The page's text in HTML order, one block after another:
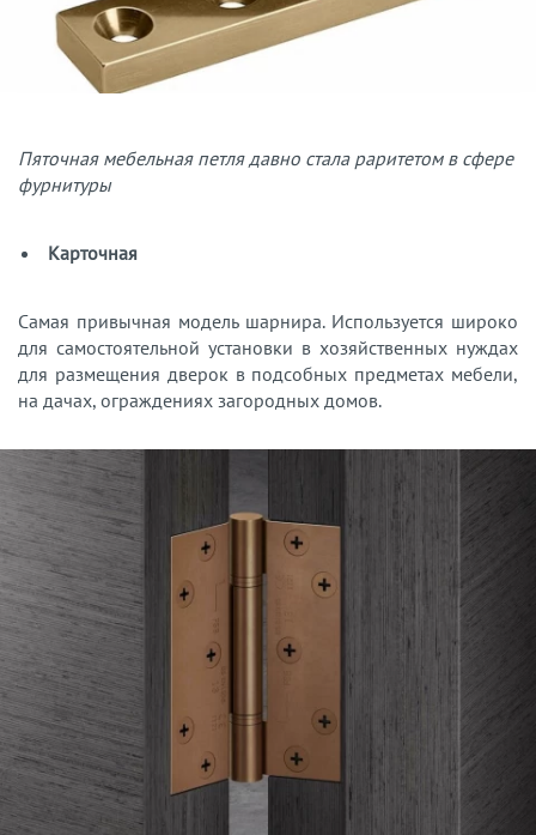
Пяточная мебельная петля давно стала раритетом в сфере
фурнитуры
Карточная
Самая привычная модель шарнира. Используется широко
для самостоятельной установки в хозяйственных нуждах
для размещения дверок в подсобных предметах мебели,
на дачах, ограждениях загородных домов.